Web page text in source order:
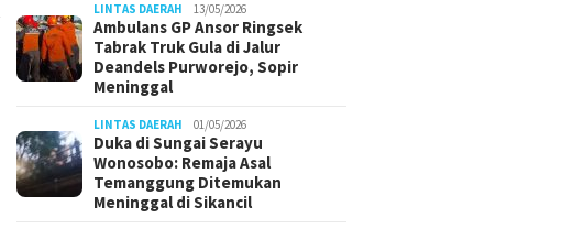
LINTAS DAERAH 13/05/2026
Ambulans GP Ansor Ringsek
Tabrak Truk Gula di Jalur
Deandels Purworejo, Sopir
Meninggal
LINTAS DAERAH 01/05/2026
Duka di Sungai Serayu
Wonosobo: Remaja Asal
Temanggung Ditemukan
Meninggal di Sikancil